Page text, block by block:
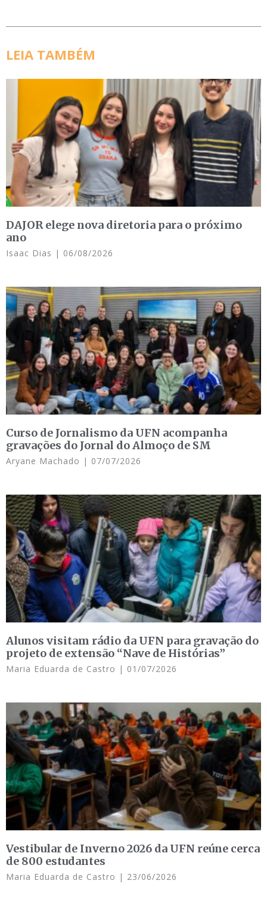
LEIA TAMBÉM
DAJOR elege nova diretoria para o próximo
ano
Isaac Dias 06/08/2026
Curso de Jornalismo da UFN acompanha
gravações do Jornal do Almoço de SM
Aryane Machado 07/07/2026
Alunos visitam rádio da UFN para gravação do
projeto de extensão “Nave de Histórias”
Maria Eduarda de Castro 01/07/2026
Vestibular de Inverno 2026 da UFN reúne cerca
de 800 estudantes
Maria Eduarda de Castro 23/06/2026